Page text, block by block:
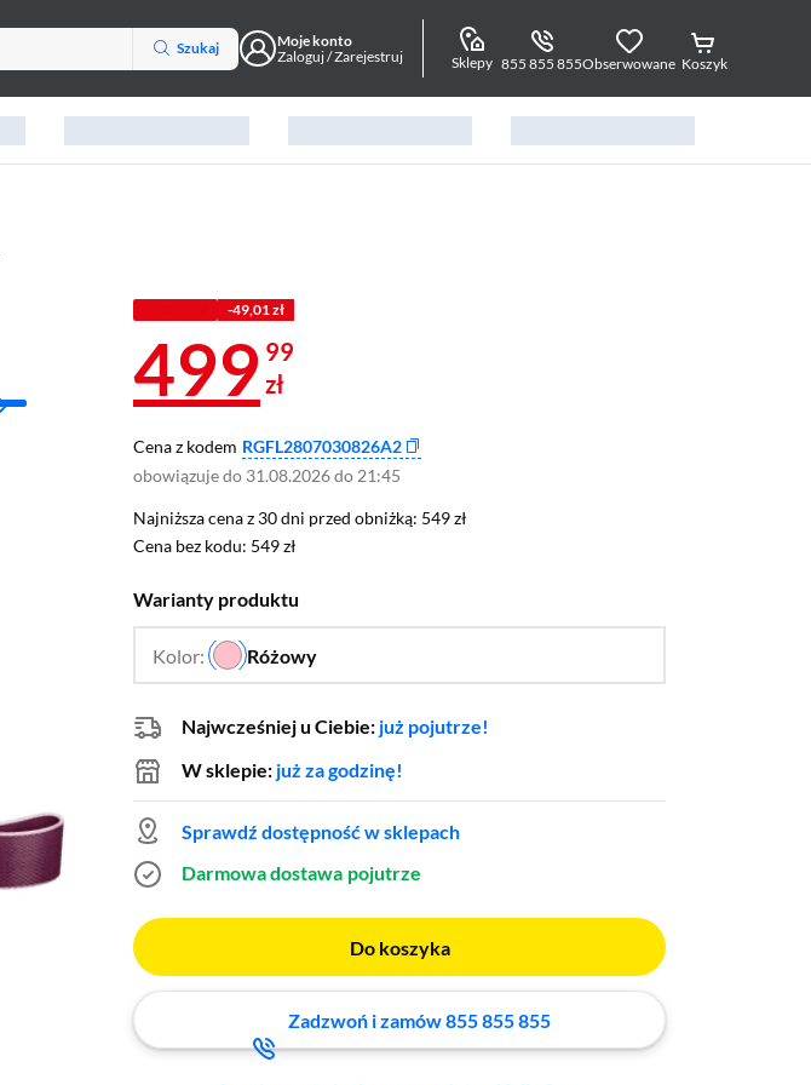
Szukaj
Moje konto
Zaloguj / Zarejestruj
Sklepy 855 855 855Obserwowane Koszyk
-49,01 zł
499 99
zł
Cena z kodem RGFL2807030826A2
obowiązuje do 31.08.2026 do 21:45
Najniższa cena z 30 dni przed obniżką: 549 zł
Najniższa cena z 30 dni przed obniżką: 549 zł
Cena bez kodu: 549 zł
Cena bez kodu: 549 zł
Warianty produktu
Kolor: Różowy
…
Najwcześniej u Ciebie: już pojutrze!
W sklepie: już za godzinę!
Sprawdź dostępność w sklepach
Darmowa dostawa pojutrze
Do koszyka
Zadzwoń i zamów 855 855 855